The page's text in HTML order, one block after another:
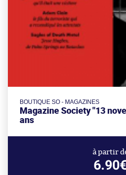
BOUTIQUE SO - MAGAZINES
Magazine Society "13
ans
à partir